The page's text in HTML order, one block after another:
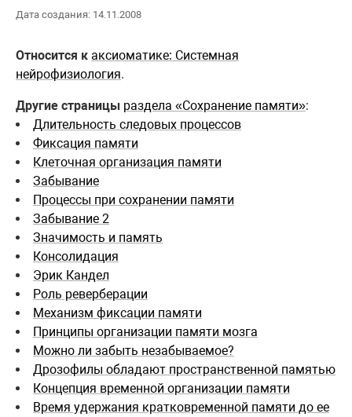
Дата создания: 14.11.2008
Относится к аксиоматике: Системная
нейрофизиология.
Другие страницы раздела «Сохранение памяти»:
Длительность следовых процессов
Фиксация памяти
Клеточная организация памяти
Забывание
Процессы при сохранении памяти
Забывание 2
Значимость и память
Консолидация
Эрик Кандел
Роль реверберации
Механизм фиксации памяти
Принципы организации памяти мозга
Можно ли забыть незабываемое?
Дрозофилы обладают пространственной памятью
Концепция временной организации памяти
Время удержания кратковременной памяти до ее